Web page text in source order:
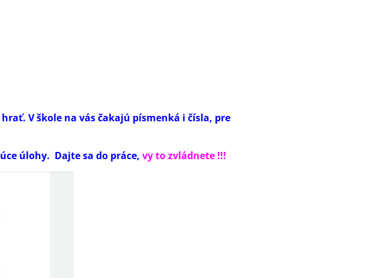
V škole na vás čakajú písmenká i čísla, pre
úlohy. Dajte sa do práce, vy to zvládnete !!!